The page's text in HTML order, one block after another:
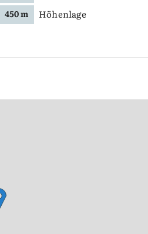
450 m
Höhenlage